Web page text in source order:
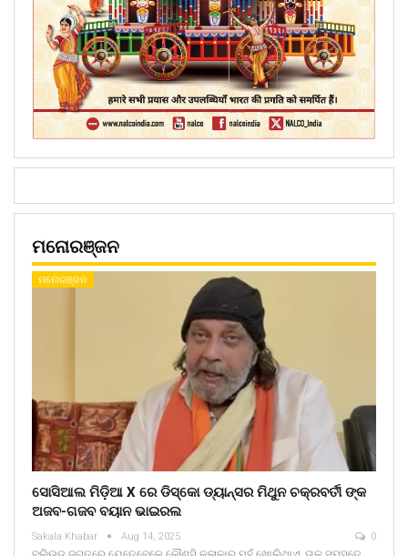
ମନୋରଞ୍ଜନ
ମନୋରଞ୍ଜନ
ସୋସିଆଲ ମିଡ଼ିଆ X ରେ ଡିସ୍କୋ ଡ୍ୟାନ୍ସର ମିଥୁନ ଚକ୍ରବର୍ତୀ ଙ୍କ
ଅଜବ-ଗଜବ ବୟାନ ଭାଇରଲ
Sakala Khabar Aug 14, 2025 0